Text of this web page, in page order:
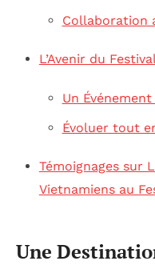
Collaboration
L’Avenir du
Un
Évoluer tout
Témoignages sur
Vietnamiens au
Une